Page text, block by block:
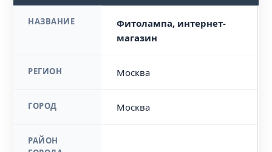
НАЗВАНИЕ
Фитолампа, интернет-
магазин
РЕГИОН Москва
ГОРОД Москва
РАЙОН